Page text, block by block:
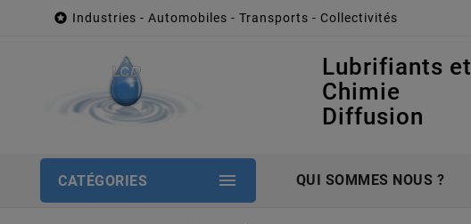
 Industries - Automobiles - Transports - Collectivités
Lubrifiants et
Chimie
Diffusion
CATÉGORIES  QUI SOMMES NOUS ?